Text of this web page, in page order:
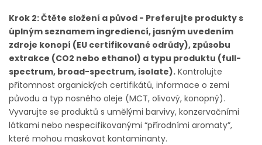
Krok 2: Čtěte složení a původ - Preferujte produkty s
úplným seznamem ingrediencí, jasným uvedením
zdroje konopí (EU certifikované odrůdy), způsobu
extrakce (CO2 nebo ethanol) a typu produktu (full-
spectrum, broad-spectrum, isolate). Kontrolujte
přítomnost organických certifikátů, informace o zemi
původu a typ nosného oleje (MCT, olivový, konopný).
Vyvarujte se produktů s umělými barvivy, konzervačními
látkami nebo nespecifikovanými “přírodními aromaty”,
které mohou maskovat kontaminanty.